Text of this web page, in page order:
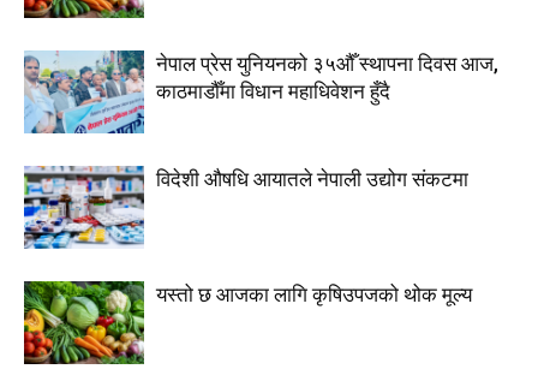
नेपाल प्रेस युनियनको ३५औँ स्थापना दिवस आज,
काठमाडौँमा विधान महाधिवेशन हुँदै
विदेशी औषधि आयातले नेपाली उद्योग संकटमा
यस्तो छ आजका लागि कृषिउपजको थोक मूल्य